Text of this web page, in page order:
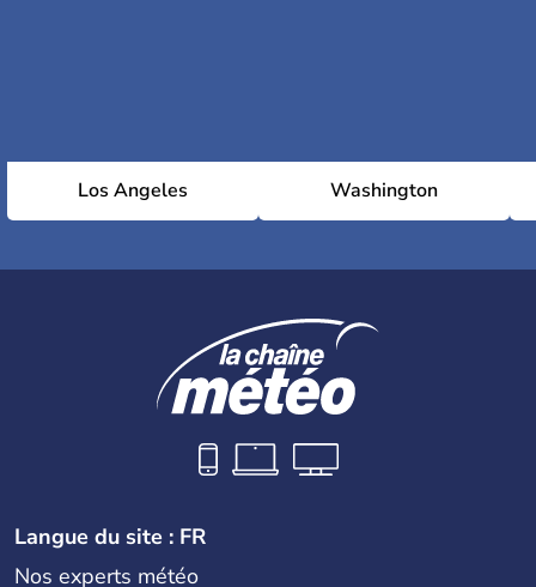
Los Angeles Washington
Langue du site : FR
Nos experts météo